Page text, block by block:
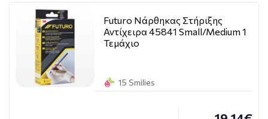
Futuro Νάρθηκας Στήριξης
Αντίχειρα 45841 Small/Medium 1
Τεμάχιο
15 Smilies